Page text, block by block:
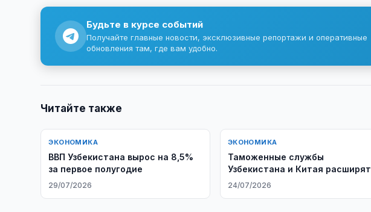
Будьте в курсе событий
Получайте главные новости, эксклюзивные репортажи и оперативные
обновления там, где вам удобно.
Читайте также
ЭКОНОМИКА
ВВП Узбекистана вырос на 8,5%
за первое полугодие
29/07/2026
ЭКОНОМИКА
Таможенные службы
Узбекистана и Китая расширят
сотрудничество
24/07/2026